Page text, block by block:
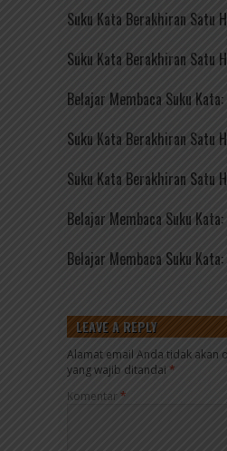
Suku Kata Berakhiran Satu
Suku Kata Berakhiran Satu
Belajar Membaca Suku
Suku Kata Berakhiran Satu
Suku Kata Berakhiran Satu
Belajar Membaca Suku
Belajar Membaca Suku
LEAVE A REPLY
Alamat email Anda tidak akan
yang wajib ditandai *
Komentar*